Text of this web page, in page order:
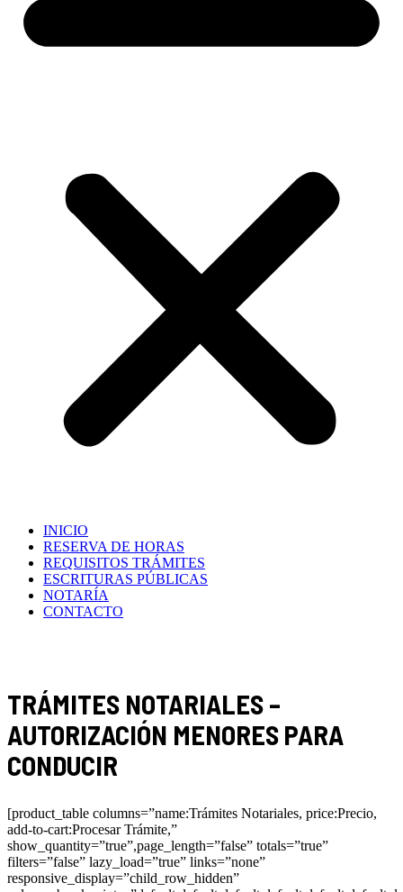
INICIO
RESERVA DE HORAS
REQUISITOS TRÁMITES
ESCRITURAS PÚBLICAS
NOTARÍA
CONTACTO
TRÁMITES NOTARIALES –
AUTORIZACIÓN MENORES PARA
CONDUCIR
[product_table columns=”name:Trámites Notariales, price:Precio,
add-to-cart:Procesar Trámite,”
show_quantity=”true”,page_length=”false” totals=”true”
filters=”false” lazy_load=”true” links=”none”
responsive_display=”child_row_hidden”